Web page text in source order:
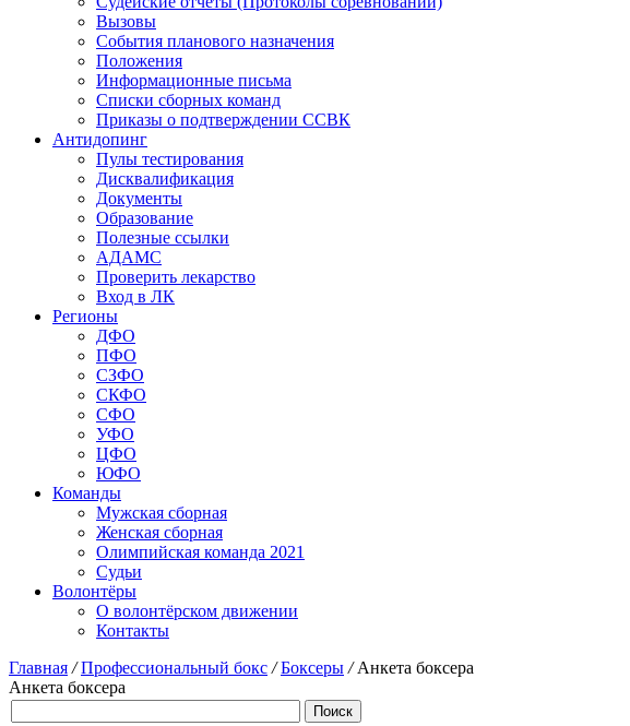
Вызовы
События планового назначения
Положения
Информационные письма
Списки сборных команд
Приказы о подтверждении ССВК
Антидопинг
Пулы тестирования
Дисквалификация
Документы
Образование
Полезные ссылки
АДАМС
Проверить лекарство
Вход в ЛК
Регионы
ДФО
ПФО
СЗФО
СКФО
СФО
УФО
ЦФО
ЮФО
Команды
Мужская сборная
Женская сборная
Олимпийская команда 2021
Судьи
Волонтёры
О волонтёрском движении
Контакты
Главная / Профессиональный бокс / Боксеры /Анкета боксера
Анкета боксера